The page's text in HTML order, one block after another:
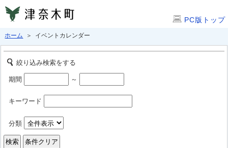
PC版トップ
ホーム ＞ イベントカレンダー
絞り込み検索をする
期間 ～
キーワード
分類